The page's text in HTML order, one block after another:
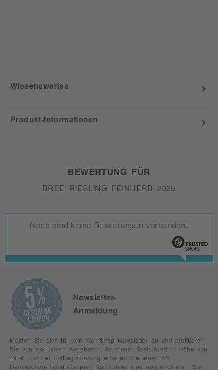
Wissenswertes
Produkt-Informationen
BEWERTUNG FÜR
BREE RIESLING FEINHERB 2025
Noch sind keine Bewertungen vorhanden.
Newsletter-
Anmeldung
Melden Sie sich für den WeinShop Newsletter an und profitieren
Sie von exklusiven Angeboten. Ab einem Bestellwert in Höhe von
49,-€ und bei Erstregistrierung erhalten Sie einen 5%
Dankeschön-Rabatt-Coupon! Spirituosen sind ausgenommen. Sie